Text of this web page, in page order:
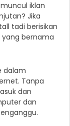
iklan
Jika
tadi berisikan
bernama
dalam
Tanpa
dan
dan